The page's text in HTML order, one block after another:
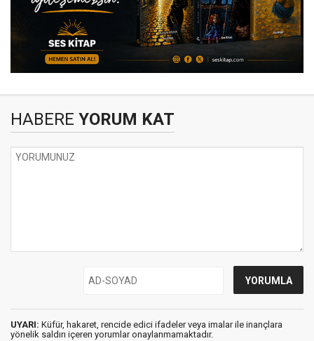
HABERE YORUM KAT
UYARI: Küfür, hakaret, rencide edici ifadeler veya imalar ile inançlara
yönelik saldırı içeren yorumlar onaylanmamaktadır.